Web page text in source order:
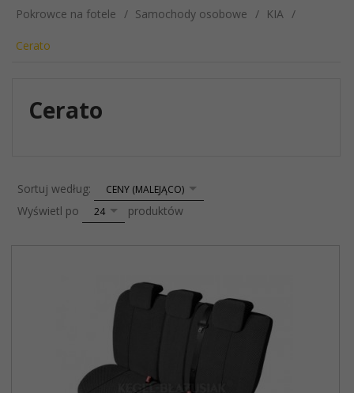
Pokrowce na fotele Samochody osobowe KIA
Cerato
Cerato
Sortuj według: sortCENY (MALEJĄCO)
Wyświetl po pop24 produktów